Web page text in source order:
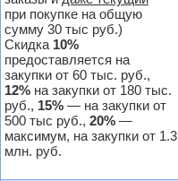
при покупке на общую
сумму 30 тыс руб.)
Скидка 10%
предоставляется на
закупки от 60 тыс. руб.,
12% на закупки от 180 тыс.
руб., 15% — на закупки от
500 тыс руб., 20% —
максимум, на закупки от 1.3
млн. руб.